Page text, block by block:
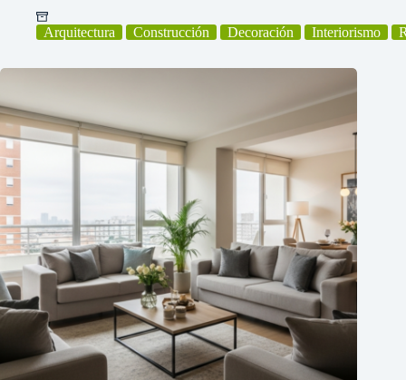
Arquitectura Construcción Decoración Interiorismo